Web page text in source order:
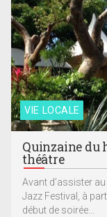
VIE LOCALE
Quinzaine du
théâtre
Avant d’assister
Jazz Festival, à
début de soirée...